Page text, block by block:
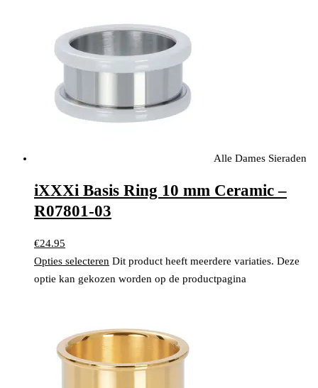
Alle Dames Sieraden
iXXXi Basis Ring 10 mm Ceramic –
R07801-03
€24.95
Opties selecteren Dit product heeft meerdere variaties. Deze
optie kan gekozen worden op de productpagina